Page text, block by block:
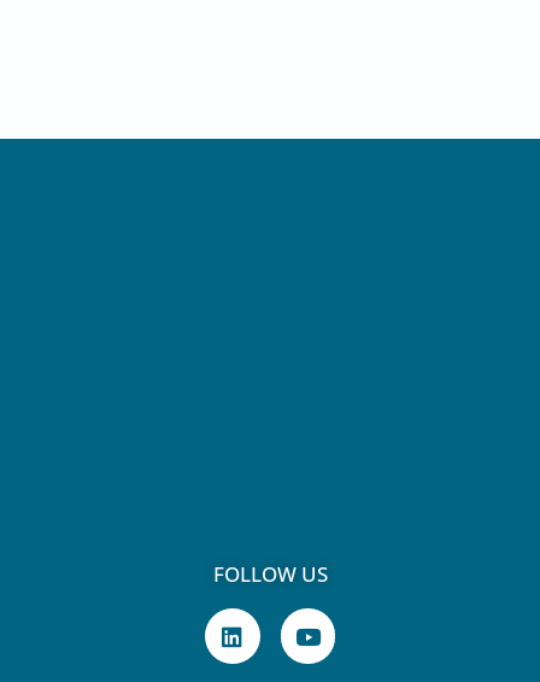
FOLLOW US
L
i
n
Y
o
u